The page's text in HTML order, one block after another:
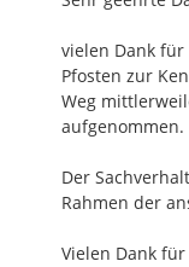
vielen Dank
Pfosten zur
Weg
aufgenommen.
Der
Rahmen der
Vielen Dank